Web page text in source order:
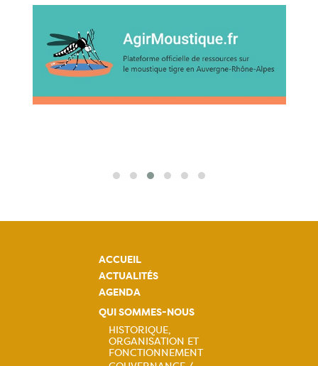
ACCUEIL
ACTUALITÉS
AGENDA
QUI SOMMES-NOUS
Navigation
HISTORIQUE,
ORGANISATION ET
FONCTIONNEMENT